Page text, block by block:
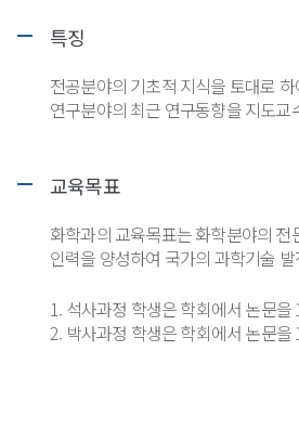
특징
전공분야의 기초적 지식을 토대로
연구분야의 최근 연구동향을 지도
교육목표
화학과의 교육목표는 화학분야의
인력을 양성하여 국가의 과학기술
1. 석사과정 학생은 학회에서 논문
2. 박사과정 학생은 학회에서 논문